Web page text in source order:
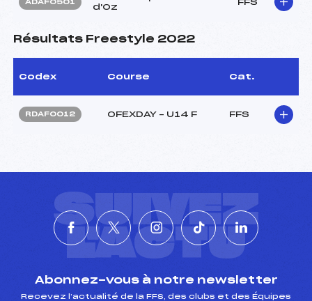
ADAF0501
d'Oz
FFS
Résultats Freestyle 2022
Codex Course Cat.
RDAF0012 OFEXDAY – U14 F FFS
SUIVEZ
L'ACTU
Abonnez-vous à notre newsletter
Recevez l’actualité de la FFS, des clubs et des Équipes